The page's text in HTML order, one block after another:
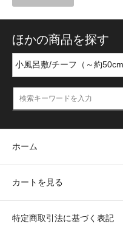
ほかの商品を探す
ホーム
カートを見る
特定商取引法に基づく表記